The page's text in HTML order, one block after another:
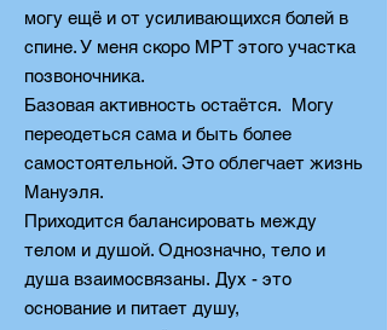
могу ещё и от усиливающихся болей в
спине. У меня скоро МРТ этого участка
позвоночника.
Базовая активность остаётся. Могу
переодеться сама и быть более
самостоятельной. Это облегчает жизнь
Мануэля.
Приходится балансировать между
телом и душой. Однозначно, тело и
душа взаимосвязаны. Дух - это
основание и питает душу,